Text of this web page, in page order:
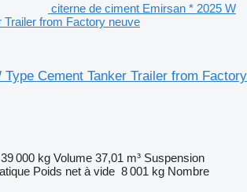
citerne de ciment Emirsan * 2025 W
Trailer from Factory neuve
Type Cement Tanker Trailer from Factory
39 000 kg Volume 37,01 m³ Suspension
Poids net à vide 8 001 kg Nombre